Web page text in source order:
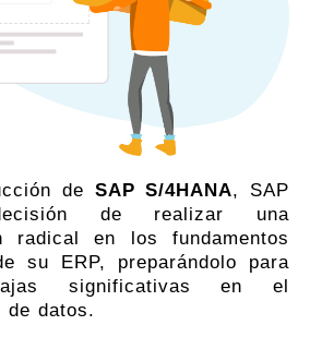
de SAP S/4HANA, SAP
de realizar una
radical en los fundamentos
su ERP, preparándolo para
significativas en el
de datos.